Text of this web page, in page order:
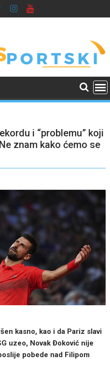
i “problemu” koji
znam kako ćemo se
kasno, kao i da Pariz slavi
uzeo, Novak Đoković nije
pobede nad Filipom